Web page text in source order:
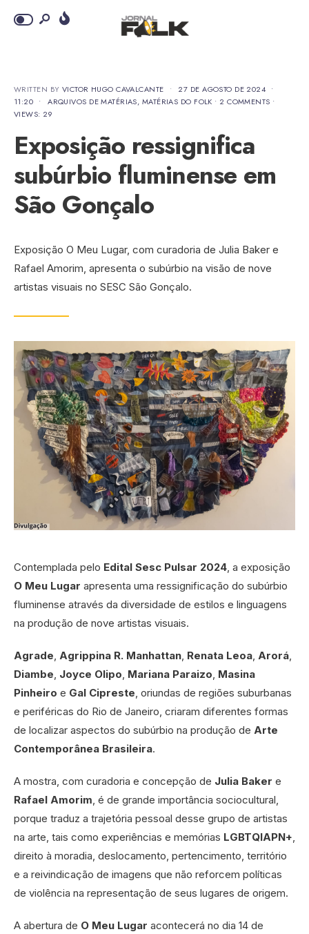
WRITTEN BY VICTOR HUGO CAVALCANTE • 27 DE AGOSTO DE 2024 •
11:20 • ARQUIVOS DE MATÉRIAS, MATÉRIAS DO FOLK • 2 COMMENTS •
VIEWS: 29
Exposição ressignifica
subúrbio fluminense em
São Gonçalo
Exposição O Meu Lugar, com curadoria de Julia Baker e
Rafael Amorim, apresenta o subúrbio na visão de nove
artistas visuais no SESC São Gonçalo.
Contemplada pelo Edital Sesc Pulsar 2024 , a exposição
O Meu Lugar apresenta uma ressignificação do subúrbio
fluminense através da diversidade de estilos e linguagens
na produção de nove artistas visuais.
Agrade Agrippina R. Manhattan Renata Leoa Arorá
Diambe Joyce Olipo Mariana Paraizo Masina
Pinheiro e Gal Cipreste , oriundas de regiões suburbanas
e periféricas do Rio de Janeiro, criaram diferentes formas
de localizar aspectos do subúrbio na produção de Arte
Contemporânea Brasileira.
A mostra, com curadoria e concepção de Julia Baker e
Rafael Amorim , é de grande importância sociocultural,
porque traduz a trajetória pessoal desse grupo de artistas
na arte, tais como experiências e memórias LGBTQIAPN+
direito à moradia, deslocamento, pertencimento, território
e a reivindicação de imagens que não reforcem políticas
de violência na representação de seus lugares de origem.
A abertura de O Meu Lugar acontecerá no dia 14 de